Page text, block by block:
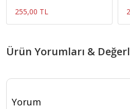
255,00 TL
Ürün Yorumları &
Yorum